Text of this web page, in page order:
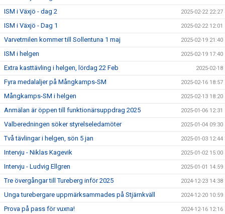
ISM i Växjö - dag 2 2025-02-22 22:27
ISM i Växjö - Dag 1 2025-02-22 12:01
Varvetmilen kommer till Sollentuna 1 maj 2025-02-19 21:40
ISM i helgen 2025-02-19 17:40
Extra kasttävling i helgen, lördag 22 Feb 2025-02-18
Fyra medalaljer på Mångkamps-SM 2025-02-16 18:57
Mångkamps-SM i helgen 2025-02-13 18:20
Anmälan är öppen till funktionärsuppdrag 2025 2025-01-06 12:31
Valberedningen söker styrelseledamöter 2025-01-04 09:30
Två tävlingar i helgen, sön 5 jan 2025-01-03 12:44
Intervju - Niklas Kagevik 2025-01-02 15:00
Intervju - Ludvig Ellgren 2025-01-01 14:59
Tre övergångar till Tureberg inför 2025 2024-12-23 14:38
Unga turebergare uppmärksammades på Stjärnkväll 2024-12-20 10:59
Prova på pass för vuxna! 2024-12-16 12:16